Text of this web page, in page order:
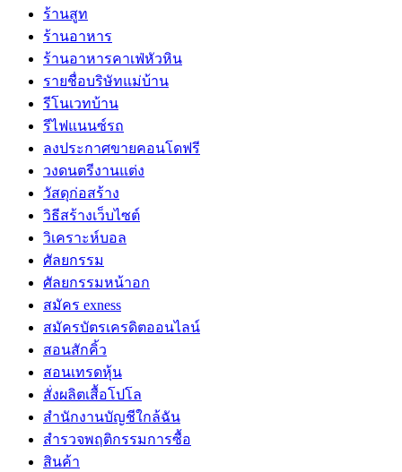
ร้านสูท
ร้านอาหาร
ร้านอาหารคาเฟ่หัวหิน
รายชื่อบริษัทแม่บ้าน
รีโนเวทบ้าน
รีไฟแนนซ์รถ
ลงประกาศขายคอนโดฟรี
วงดนตรีงานแต่ง
วัสดุก่อสร้าง
วิธีสร้างเว็บไซต์
วิเคราะห์บอล
ศัลยกรรม
ศัลยกรรมหน้าอก
สมัคร exness
สมัครบัตรเครดิตออนไลน์
สอนสักคิ้ว
สอนเทรดหุ้น
สั่งผลิตเสื้อโปโล
สำนักงานบัญชีใกล้ฉัน
สำรวจพฤติกรรมการซื้อ
สินค้า